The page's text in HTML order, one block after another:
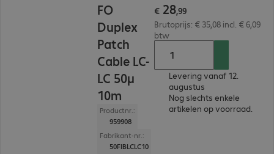
FO
Duplex
Patch
Cable LC-
LC 50µ
10m
Productnr.:
959908
Fabrikant-nr.:
50FIBLCLC10
€ 28,99
Brutoprijs: € 35,08 incl. € 6,09
btw
Levering vanaf 12.
augustus
Nog slechts enkele
artikelen op voorraad.